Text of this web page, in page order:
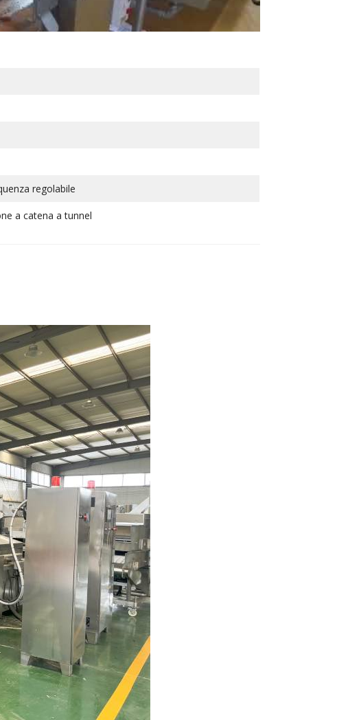
regolabile
a catena a tunnel